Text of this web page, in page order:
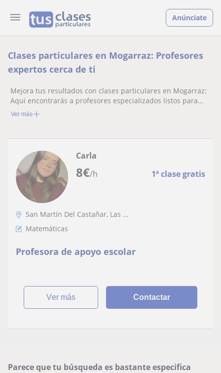
Anúnciate
Clases particulares en Mogarraz: Profesores
expertos cerca de ti
Mejora tus resultados con clases particulares en Mogarraz:
Aqui encontrarás a profesores especializados listos para
ayudarte.
Ver más
8€/h 1ª clase gratis
Carla
San Martín Del Castañar, Las ...
Matemáticas
Profesora de apoyo escolar
ver más Contactar
Parece que tu búsqueda es bastante especifica